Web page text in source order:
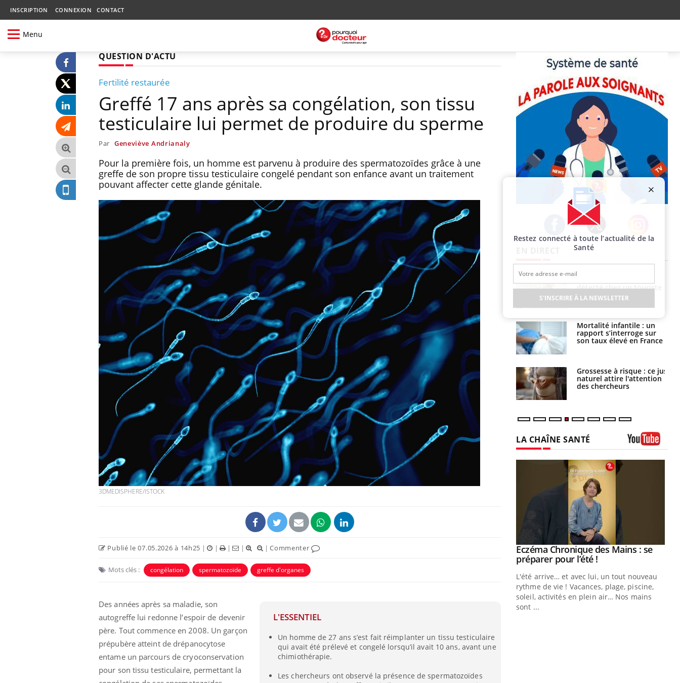
INSCRIPTION CONNEXION CONTACT
Menu
QUESTION D'ACTU
Fertilité restaurée
Greffé 17 ans après sa congélation, son tissu
testiculaire lui permet de produire du sperme
Par Geneviève Andrianaly
Pour la première fois, un homme est parvenu à produire des spermatozoïdes grâce à une
greffe de son propre tissu testiculaire congelé pendant son enfance avant un traitement
pouvant affecter cette glande génitale.
3DMEDISPHERE/ISTOCK
Publié le 07.05.2026 à 14h25 | | | | |Commenter
Mots clés : congélation spermatozoïde greffe d'organes
L'ESSENTIEL
Un homme de 27 ans s’est fait réimplanter un tissu testiculaire
qui avait été prélevé et congelé lorsqu’il avait 10 ans, avant une
chimiothérapie.
Les chercheurs ont observé la présence de spermatozoïdes
Des années après sa maladie, son
autogreffe lui redonne l’espoir de devenir
père. Tout commence en 2008. Un garçon
prépubère atteint de drépanocytose
entame un parcours de cryoconservation
pour son tissu testiculaire, permettant la
Facebook Twitter Instagram
Les crises d’angoisse
peuvent-elles survenir
sans raison apparente ?
Fatigue en vacances :
normal ou signe d’une
maladie ?
Et si les caries pouvaient
bientôt disparaître sans
plombage ?
Éclipse solaire du 12 août
: “Des verres adaptés,
c'est indispensable pour
la santé des yeux”
Les troubles du sommeil
modifient votre cerveau !
Mon enfant est-il trop
sensible ou simplement
très empathique ?
Bébés, jeunes enfants :
quelle trousse à
pharmacie pour les
vacances ?
Syndrome métabolique :
quels sont les meilleurs
exercices physiques ?
Comment éviter une otite
pendant les vacances ?
détecté chez un touriste
en France
Mortalité infantile : un
rapport s’interroge sur
son taux élevé en France
Grossesse à risque : ce jus
naturel attire l'attention
des chercheurs
LA CHAÎNE SANTÉ
Eczéma Chronique des Mains :
Il y a des sujets qui sont faciles à aborder...
Youtube
Carence en fer : comprendre pour
Fatigue, irritabilité, brouillard mental ou
même alopécie… Les symptômes de la
carence en fer sont multiples ce qui la rend
Youtube
Eczéma Chronique des Mains : se
préparer pour l’été !Youtube
L'été arrive… et avec lui, un tout nouveau
rythme de vie ! Vacances, plage, piscine,
soleil, activités en plein air… Nos mains
sont ...
Restez connecté à toute l’actualité de la
Santé
S'INSCRIRE À LA NEWSLETTER